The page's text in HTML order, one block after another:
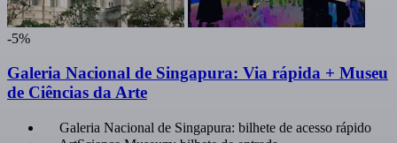
-5%
Galeria Nacional de Singapura: Via rápida + Museu
de Ciências da Arte
Galeria Nacional de Singapura: bilhete de acesso rápido